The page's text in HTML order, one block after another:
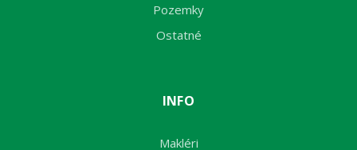
Pozemky
Ostatné
INFO
Makléri